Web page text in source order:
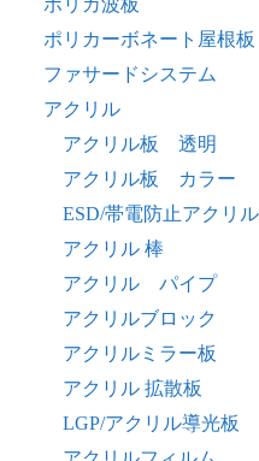
ポリカ波板
ポリカーボネート屋根板
ファサードシステム
アクリル
アクリル板 透明
アクリル板 カラー
ESD/帯電防止アクリ
アクリル 棒
アクリル パイプ
アクリルブロック
アクリルミラー板
アクリル 拡散板
LGP/アクリル導光板